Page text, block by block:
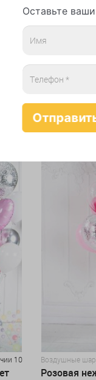
> 20 Воздушные
Розовая
Карта-10%
1 657
10 Воздушные
Розовая
Оставьте